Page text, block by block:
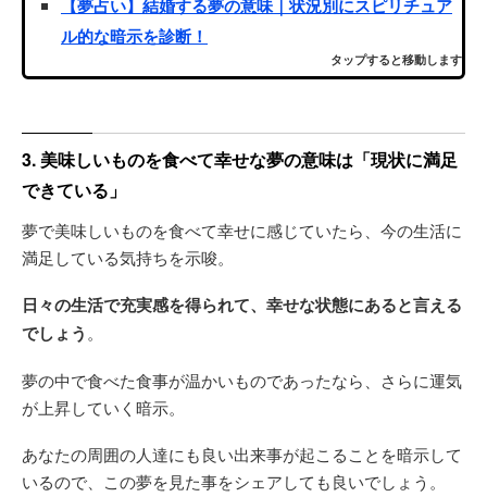
【夢占い】結婚する夢の意味｜状況別にスピリチュア
ル的な暗示を診断！
タップすると移動します
3. 美味しいものを食べて幸せな夢の意味は「現状に満足
できている」
夢で美味しいものを食べて幸せに感じていたら、今の生活に
満足している気持ちを示唆。
日々の生活で充実感を得られて、幸せな状態にあると言える
でしょう 。
夢の中で食べた食事が温かいものであったなら、さらに運気
が上昇していく暗示。
あなたの周囲の人達にも良い出来事が起こることを暗示して
いるので、この夢を見た事をシェアしても良いでしょう。